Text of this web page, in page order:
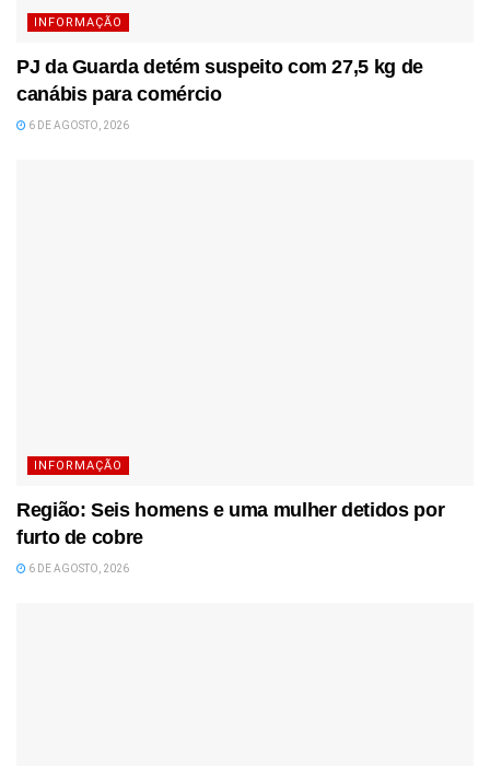
INFORMAÇÃO
PJ da Guarda detém suspeito com 27,5 kg de
canábis para comércio
6 DE AGOSTO, 2026
INFORMAÇÃO
Região: Seis homens e uma mulher detidos por
furto de cobre
6 DE AGOSTO, 2026